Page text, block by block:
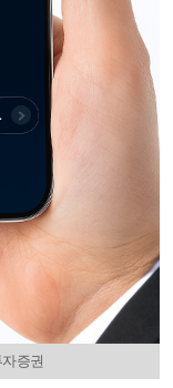
증권